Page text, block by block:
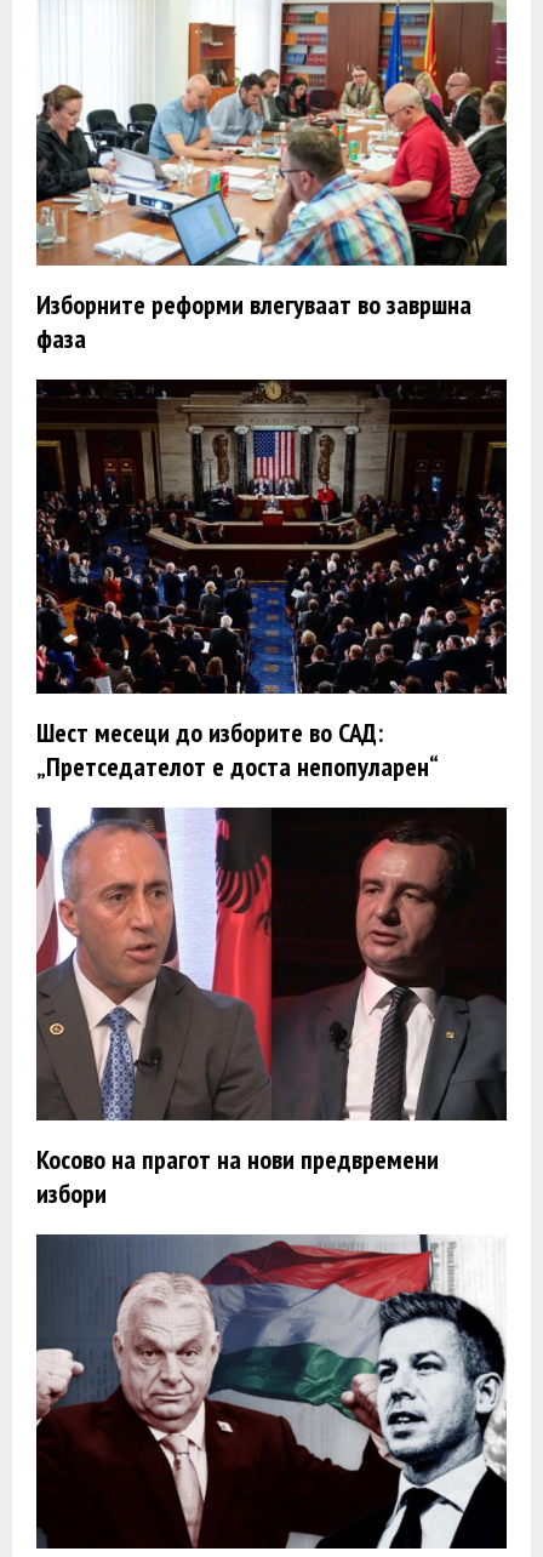
Изборните реформи влегуваат во завршна
фаза
Шест месеци до изборите во САД:
„Претседателот е доста непопуларен“
Косово на прагот на нови предвремени
избори